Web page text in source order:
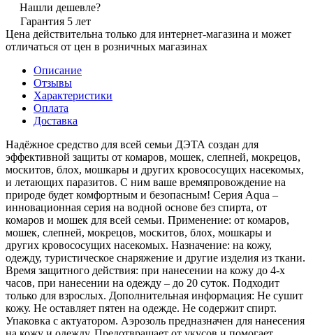
Нашли дешевле?
Гарантия 5 лет
Цена действительна только для интернет-магазина и может
отличаться от цен в розничных магазинах
Описание
Отзывы
Характеристики
Оплата
Доставка
Надёжное средство для всей семьи ДЭТА создан для
эффективной защиты от комаров, мошек, слепней, мокрецов,
москитов, блох, мошкары и других кровососущих насекомых,
и летающих паразитов. С ним ваше времяпровождение на
природе будет комфортным и безопасным! Серия Aqua –
инновационная серия на водной основе без спирта, от
комаров и мошек для всей семьи. Применение: от комаров,
мошек, слепней, мокрецов, москитов, блох, мошкары и
других кровососущих насекомых. Назначение: на кожу,
одежду, туристическое снаряжение и другие изделия из ткани.
Время защитного действия: при нанесении на кожу до 4-х
часов, при нанесении на одежду – до 20 суток. Подходит
только для взрослых. Дополнительная информация: Не сушит
кожу. Не оставляет пятен на одежде. Не содержит спирт.
Упаковка с актуатором. Аэрозоль предназначен для нанесения